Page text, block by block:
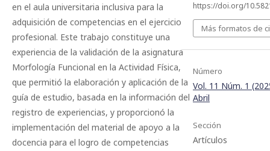
en el aula universitaria inclusiva para la
adquisición de competencias en el ejercicio
profesional. Este trabajo constituye una
experiencia de la validación de la asignatura
Morfología Funcional en la Actividad Física,
que permitió la elaboración y aplicación de la
guía de estudio, basada en la información del
registro de experiencias, y proporcionó la
implementación del material de apoyo a la
docencia para el logro de competencias
https://doi.org/
Más formatos de
Número
Vol. 11 Núm. 1
Abril
Sección
Artículos